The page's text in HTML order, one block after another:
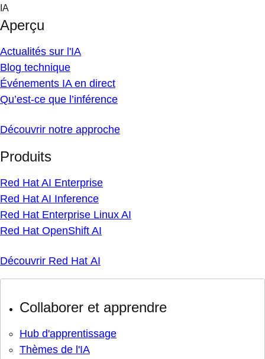
Skip
content
IA
Aperçu
Actualités sur l'IA
Blog technique
Événements IA en direct
Qu’est-ce que l’inférence
Découvrir notre approche
Produits
Red Hat AI Enterprise
Red Hat AI Inference
Red Hat Enterprise Linux AI
Red Hat OpenShift AI
Découvrir Red Hat AI
Collaborer et apprendre
Hub d'apprentissage
Thèmes de l'IA